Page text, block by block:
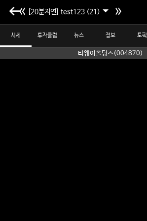
[20분지연] test123 (21)
시세 투자클럽 뉴스 정보 토픽
티웨이홀딩스(004870)